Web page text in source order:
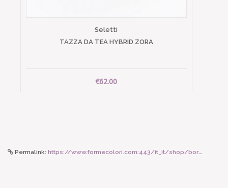
Seletti
TAZZA DA TEA HYBRID ZORA
€62.00
Permalink: https://www.formecolori.com:443/it_it/shop/borse_e_zaini/shopping_bag/susan_bijl_shopping_bag_select_e_greenscreen/4825